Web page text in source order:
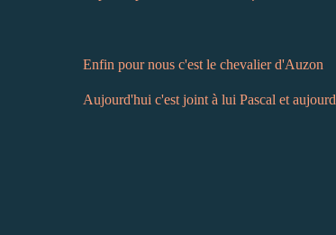
Enfin pour nous c'est le chevalier d'Auzon
Aujourd'hui c'est joint à lui Pascal et